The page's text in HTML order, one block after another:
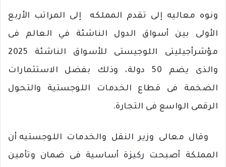
ونوه معاليه إلى تقدم المملكه إلى المراتب
الأربع
الأولى
بين أسواق الدول الناشئة في العالم
فى
مؤشرأجيليتى اللوجيستى للأسواق الناشئة
والذى
يضم دولة، وذلك بفضل
الاستثمارات
الضخمة
فى قطاع الخدمات اللوجستية
والتحول
الرقمى الواسع فى التجارة.
وقال معالى وزير النقل والخدمات اللوجستيه أن
المملكة
أصبحت ركيزة أساسية فى ضمان
وتأمين